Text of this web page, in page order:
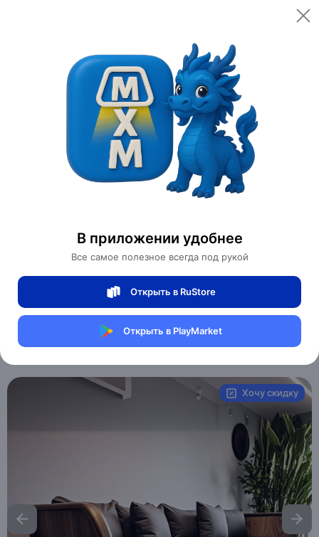
В приложении удобнее
Все самое полезное всегда под рукой
Открыть в RuStore
Открыть в PlayMarket
Открыть
Категории
Мебель для дома и офиса
Мебель для дома
Диван
Прямой диван Joanna темный орех, кожа,
220*85*80 см
0 отзывов
Хочу скидку